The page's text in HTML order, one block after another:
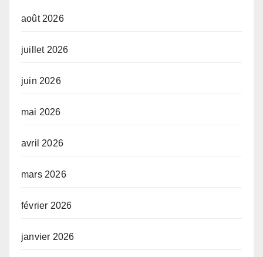
août 2026
juillet 2026
juin 2026
mai 2026
avril 2026
mars 2026
février 2026
janvier 2026